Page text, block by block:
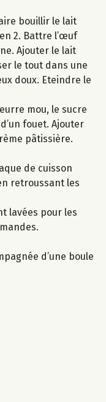
bouillir le lait
2. Battre l’œuf
Ajouter le lait
le tout dans une
doux. Eteindre le
mou, le sucre
fouet. Ajouter
pâtissière.
de cuisson
retroussant les
lavées pour les
d’une boule